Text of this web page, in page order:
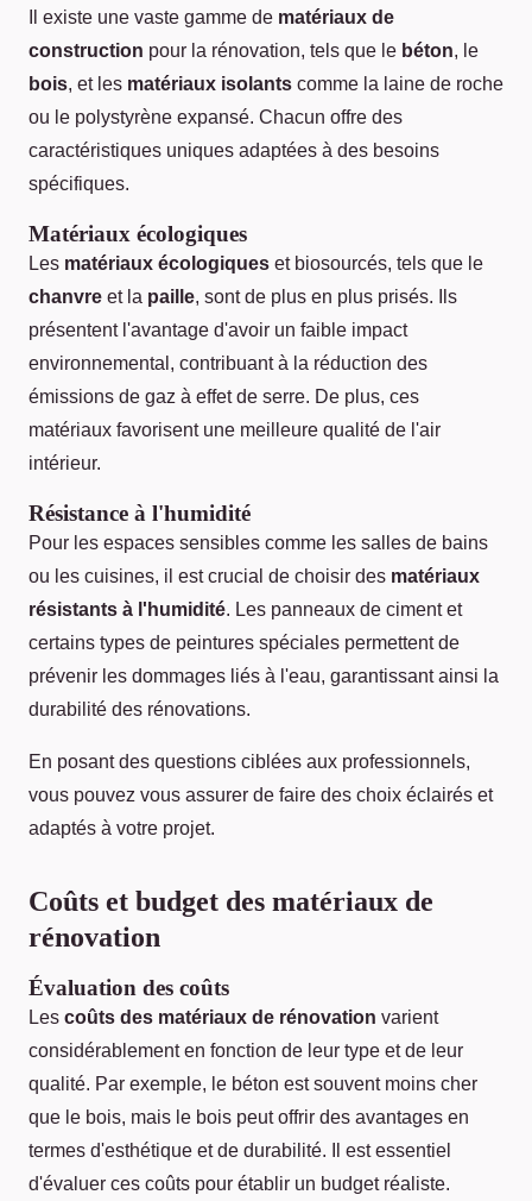
Il existe une vaste gamme de matériaux de
construction pour la rénovation, tels que le béton, le
bois, et les matériaux isolants comme la laine de roche
ou le polystyrène expansé. Chacun offre des
caractéristiques uniques adaptées à des besoins
spécifiques.
Matériaux écologiques
Les matériaux écologiques et biosourcés, tels que le
chanvre et la paille, sont de plus en plus prisés. Ils
présentent l'avantage d'avoir un faible impact
environnemental, contribuant à la réduction des
émissions de gaz à effet de serre. De plus, ces
matériaux favorisent une meilleure qualité de l'air
intérieur.
Résistance à l'humidité
Pour les espaces sensibles comme les salles de bains
ou les cuisines, il est crucial de choisir des matériaux
résistants à l'humidité. Les panneaux de ciment et
certains types de peintures spéciales permettent de
prévenir les dommages liés à l'eau, garantissant ainsi la
durabilité des rénovations.
En posant des questions ciblées aux professionnels,
vous pouvez vous assurer de faire des choix éclairés et
adaptés à votre projet.
Coûts et budget des matériaux de
rénovation
Évaluation des coûts
Les coûts des matériaux de rénovation varient
considérablement en fonction de leur type et de leur
qualité. Par exemple, le béton est souvent moins cher
que le bois, mais le bois peut offrir des avantages en
termes d'esthétique et de durabilité. Il est essentiel
d'évaluer ces coûts pour établir un budget réaliste.